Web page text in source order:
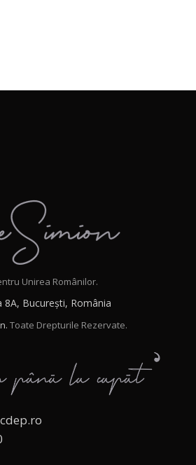
Unirea Românilor.
8A, București, România
Toate Drepturile Rezervate.